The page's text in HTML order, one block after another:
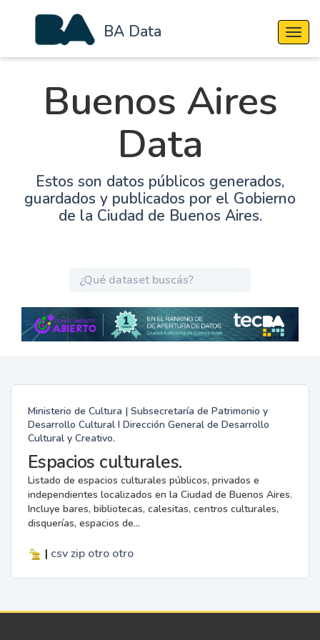
BA Data
Buenos Aires
Data
Estos son datos públicos generados,
guardados y publicados por el Gobierno
de la Ciudad de Buenos Aires.
Ministerio de Cultura | Subsecretaría de Patrimonio y
Desarrollo Cultural I Dirección General de Desarrollo
Cultural y Creativo.
Espacios culturales.
Listado de espacios culturales públicos, privados e
independientes localizados en la Ciudad de Buenos Aires.
Incluye bares, bibliotecas, calesitas, centros culturales,
disquerías, espacios de...
| csv zip otro otro